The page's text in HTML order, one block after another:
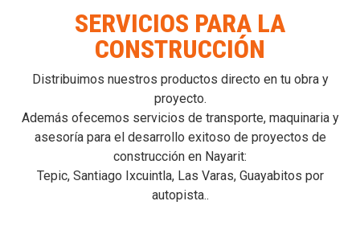
SERVICIOS PARA LA
CONSTRUCCIÓN
Distribuimos nuestros productos directo en tu obra y
proyecto.
Además ofecemos servicios de transporte, maquinaria y
asesoría para el desarrollo exitoso de proyectos de
construcción en Nayarit:
Tepic, Santiago Ixcuintla, Las Varas, Guayabitos por
autopista..